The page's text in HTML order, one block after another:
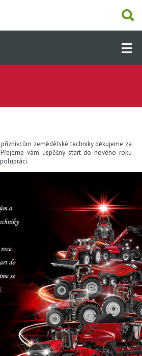
zemědělské techniky děkujeme za
vám úspěšný start do nového roku